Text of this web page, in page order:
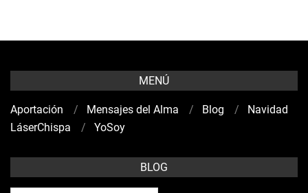
MENÚ
Aportación Mensajes del Alma Blog
Navidad
LáserChispa
YoSoy
BLOG